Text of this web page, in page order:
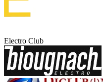
Electro Club